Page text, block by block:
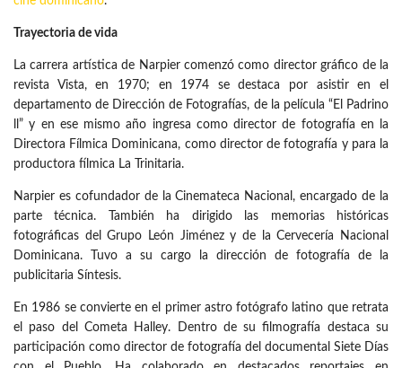
Trayectoria de vida
La carrera artística de Narpier comenzó como director gráfico de la
revista Vista, en 1970; en 1974 se destaca por asistir en el
departamento de Dirección de Fotografías, de la película “El Padrino
ll” y en ese mismo año ingresa como director de fotografía en la
Directora Fílmica Dominicana, como director de fotografía y para la
productora fílmica La Trinitaria.
Narpier es cofundador de la Cinemateca Nacional, encargado de la
parte técnica. También ha dirigido las memorias históricas
fotográficas del Grupo León Jiménez y de la Cervecería Nacional
Dominicana. Tuvo a su cargo la dirección de fotografía de la
publicitaria Síntesis.
En 1986 se convierte en el primer astro fotógrafo latino que retrata
el paso del Cometa Halley. Dentro de su filmografía destaca su
participación como director de fotografía del documental Siete Días